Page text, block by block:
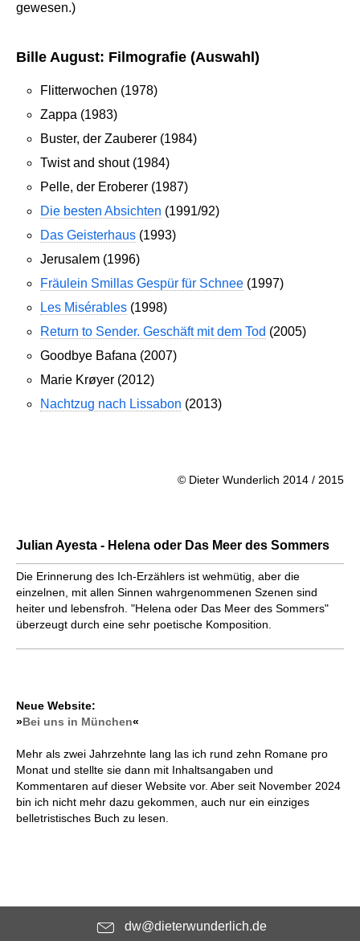
gewesen.)
Bille August: Filmografie (Auswahl)
Flitterwochen (1978)
Zappa (1983)
Buster, der Zauberer (1984)
Twist and shout (1984)
Pelle, der Eroberer (1987)
Die besten Absichten (1991/92)
Das Geisterhaus (1993)
Jerusalem (1996)
Fräulein Smillas Gespür für Schnee (1997)
Les Misérables (1998)
Return to Sender. Geschäft mit dem Tod (2005)
Goodbye Bafana (2007)
Marie Krøyer (2012)
Nachtzug nach Lissabon (2013)
© Dieter Wunderlich 2014 / 2015
Julian Ayesta - Helena oder Das Meer des Sommers
Die Erinnerung des Ich-Erzählers ist wehmütig, aber die
einzelnen, mit allen Sinnen wahrgenommenen Szenen sind
heiter und lebensfroh. "Helena oder Das Meer des Sommers"
überzeugt durch eine sehr poetische Komposition.
Neue Website:
»Bei uns in München«
Mehr als zwei Jahrzehnte lang las ich rund zehn Romane pro
Monat und stellte sie dann mit Inhaltsangaben und
Kommentaren auf dieser Website vor. Aber seit November 2024
bin ich nicht mehr dazu gekommen, auch nur ein einziges
belletristisches Buch zu lesen.
dw@dieterwunderlich.de